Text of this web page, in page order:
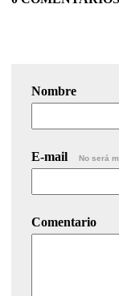
Nombre
E-mail No será
Comentario